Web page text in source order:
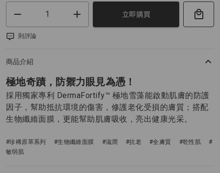
立即購買
則評論
商品介紹
極地奇蹟，防禦力眼見為憑！
採用獨家專利 DermaFortify™ 極地雪藻能啟動肌膚的防護
因子，幫助抵抗環境的傷害，修護老化受損的膚質；搭配
生物纖維面膜，更能幫助肌膚吸收，亮出健康光采。
#珍稀原萃系列 #生物纖維面膜 #滋潤 #抗老 #全膚質 #乾性肌
#
敏弱肌